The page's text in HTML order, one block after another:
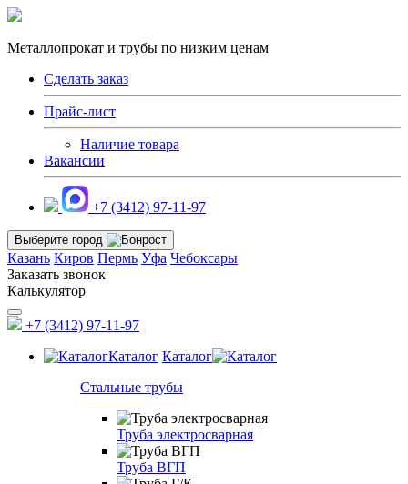
Металлопрокат и трубы по низким ценам
Сделать заказ
Прайс-лист
Наличие товара
Вакансии
+7 (3412) 97-11-97
Выберите город
Казань Киров Пермь Уфа Чебоксары
Заказать звонок
Калькулятор
+7 (3412) 97-11-97
Каталог Каталог
Стальные трубы
Труба электросварная
Труба ВГП